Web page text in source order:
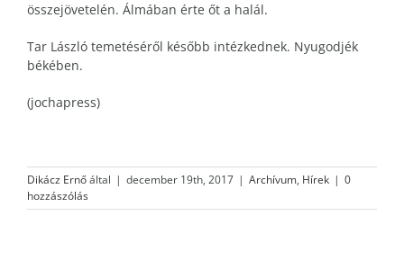
összejövetelén. Álmában érte őt a halál.
Tar László temetéséről később intézkednek. Nyugodjék
békében.
(jochapress)
Dikácz Ernőáltal | december 19th, 2017 | Archívum, Hírek | 0
hozzászólás